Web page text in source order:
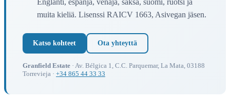
Englanti, espanja, venäjä, saksa, suomi, ruotsi ja
muita kieliä. Lisenssi RAICV 1663, Asivegan jäsen.
Katso kohteet Ota yhteyttä
Granfield Estate · Av. Bélgica 1, C.C. Parquemar, La Mata, 03188
Torrevieja · +34 865 44 33 33